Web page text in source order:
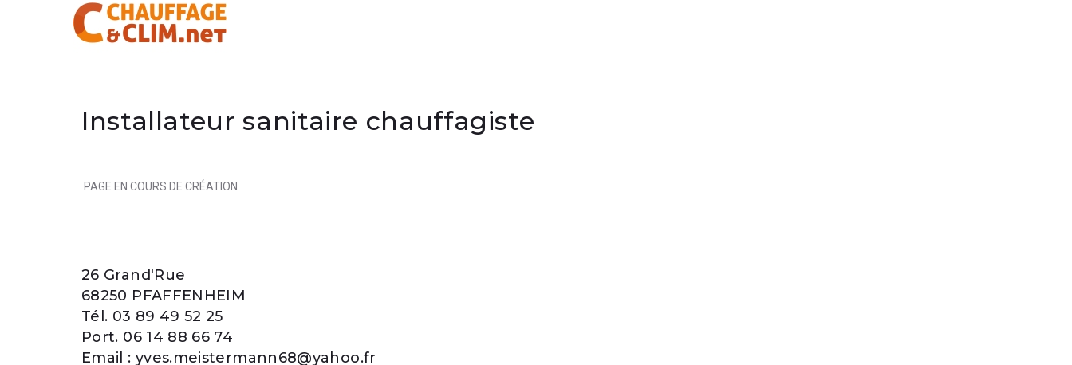
Installateur sanitaire chauffagiste
PAGE EN COURS DE CRÉATION
26 Grand'Rue
68250 PFAFFENHEIM
Tél. 03 89 49 52 25
Port. 06 14 88 66 74
Email : yves.meistermann68@yahoo.fr